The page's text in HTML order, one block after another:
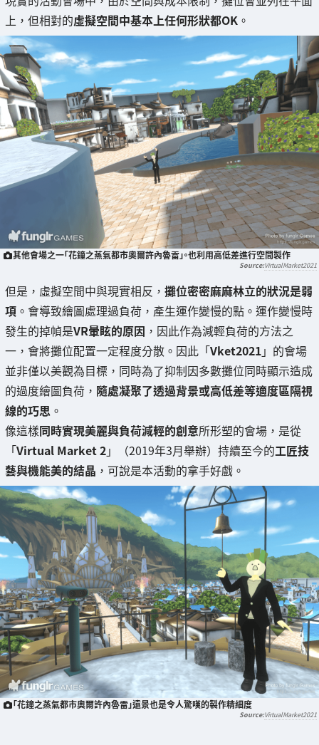
上，但相對的虛擬空間中基本上任何形狀都OK 。
其他會場之一「花鐘之蒸氣都市奧爾許內魯雷」。也利用高低差進行空間製作
VirtualMarket2021
但是，虛擬空間中與現實相反， 攤位密密麻麻林立的狀況是弱
項 。會導致繪圖處理過負荷，產生運作變慢的點。運作變慢時
發生的掉幀是VR暈眩的原因 ，因此作為減輕負荷的方法之
一，會將攤位配置一定程度分散。因此「Vket2021」的會場
並非僅以美觀為目標，同時為了抑制因多數攤位同時顯示造成
的過度繪圖負荷， 隨處凝聚了透過背景或高低差等適度區隔視
線的巧思 。
像這樣同時實現美麗與負荷減輕的創意所形塑的會場，是從
「Virtual Market 2」（2019年3月舉辦）持續至今的工匠技
藝與機能美的結晶 ，可說是本活動的拿手好戲。
「花鐘之蒸氣都市奧爾許內魯雷」遠景也是令人驚嘆的製作精細度
VirtualMarket2021